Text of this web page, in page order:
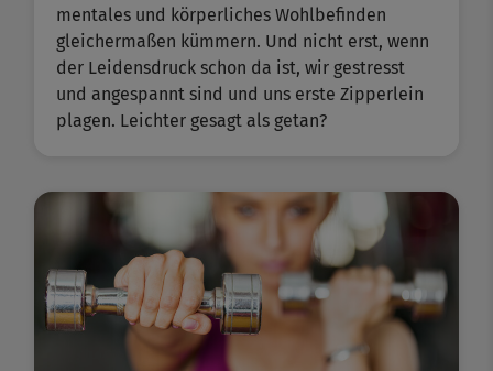
mentales und körperliches Wohlbefinden
gleichermaßen kümmern. Und nicht erst, wenn
der Leidensdruck schon da ist, wir gestresst
und angespannt sind und uns erste Zipperlein
plagen. Leichter gesagt als getan?